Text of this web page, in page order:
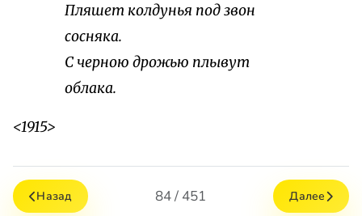
Пляшет колдунья под звон
сосняка.
С черною дрожью плывут
облака.
<1915>
Назад 84 / 451 Далее